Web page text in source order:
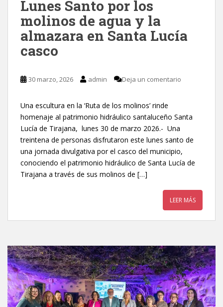
Lunes Santo por los
molinos de agua y la
almazara en Santa Lucía
casco
30 marzo, 2026 admin Deja un comentario
Una escultura en la ‘Ruta de los molinos’ rinde
homenaje al patrimonio hidráulico santaluceño Santa
Lucía de Tirajana, lunes 30 de marzo 2026.- Una
treintena de personas disfrutaron este lunes santo de
una jornada divulgativa por el casco del municipio,
conociendo el patrimonio hidráulico de Santa Lucía de
Tirajana a través de sus molinos de […]
LEER MÁS